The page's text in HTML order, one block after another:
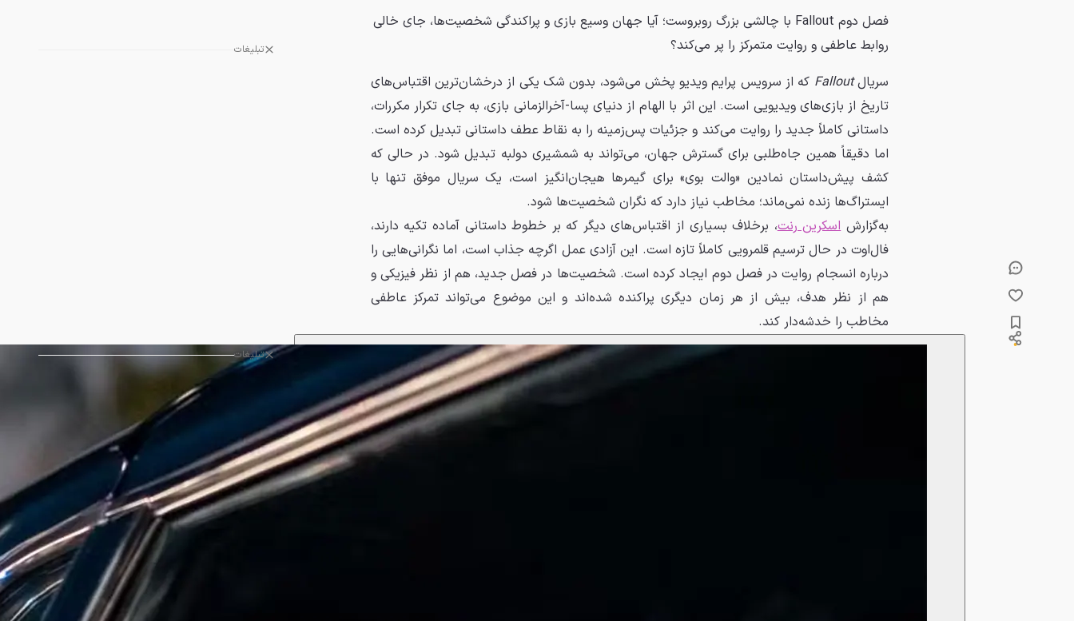
تبلیغات
تبلیغات
فصل دوم Fallout با چالشی بزرگ روبروست؛ آیا جهان وسیع بازی و پراکندگی شخصیت‌ها، جای خالی
روابط عاطفی و روایت متمرکز را پر می‌کند؟
سریالFallout که از سرویس پرایم ویدیو پخش می‌شود، بدون شک یکی از درخشان‌ترین اقتباس‌های
تاریخ از بازی‌های ویدیویی است. این اثر با الهام از دنیای پسا-آخرالزمانی بازی، به جای تکرار مکررات،
داستانی کاملاً جدید را روایت می‌کند و جزئیات پس‌زمینه را به نقاط عطف داستانی تبدیل کرده است.
اما دقیقاً همین جاه‌طلبی برای گسترش جهان، می‌تواند به شمشیری دولبه تبدیل شود. در حالی که
کشف پیش‌داستان نمادین «والت بوی» برای گیمرها هیجان‌انگیز است، یک سریال موفق تنها با
ایستراگ‌ها زنده نمی‌ماند؛ مخاطب نیاز دارد که نگران شخصیت‌ها شود.
به‌گزارشاسکرین رنت، برخلاف بسیاری از اقتباس‌های دیگر که بر خطوط داستانی آماده تکیه دارند،
فال‌اوت در حال ترسیم قلمرویی کاملاً تازه است. این آزادی عمل اگرچه جذاب است، اما نگرانی‌هایی را
درباره انسجام روایت در فصل دوم ایجاد کرده است. شخصیت‌ها در فصل جدید، هم از نظر فیزیکی و
هم از نظر هدف، بیش از هر زمان دیگری پراکنده شده‌اند و این موضوع می‌تواند تمرکز عاطفی
مخاطب را خدشه‌دار کند.